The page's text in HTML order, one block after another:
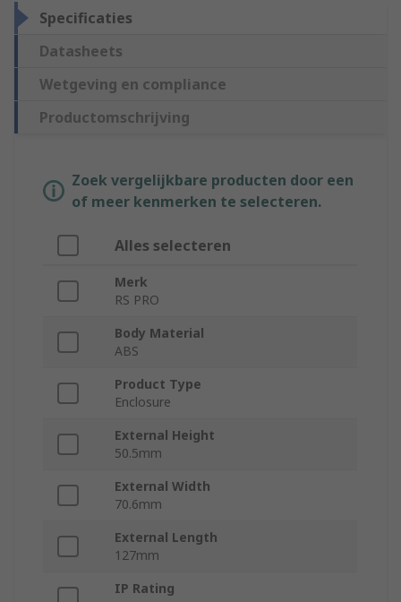
Specificaties
Datasheets
Wetgeving en compliance
Productomschrijving
Zoek vergelijkbare producten door een
of meer kenmerken te selecteren.
Alles selecteren
Merk
RS PRO
Body Material
ABS
Product Type
Enclosure
External Height
50.5mm
External Width
70.6mm
External Length
127mm
IP Rating